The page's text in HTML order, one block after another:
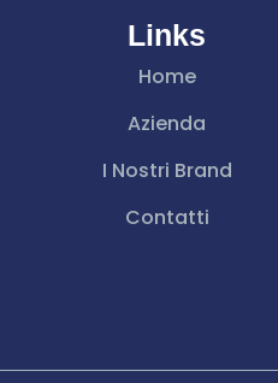
Links
Home
Azienda
I Nostri Brand
Contatti